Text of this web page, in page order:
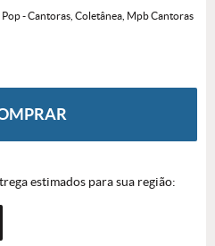
Pop - Cantoras Coletânea Mpb Cantoras
estimados para sua região: